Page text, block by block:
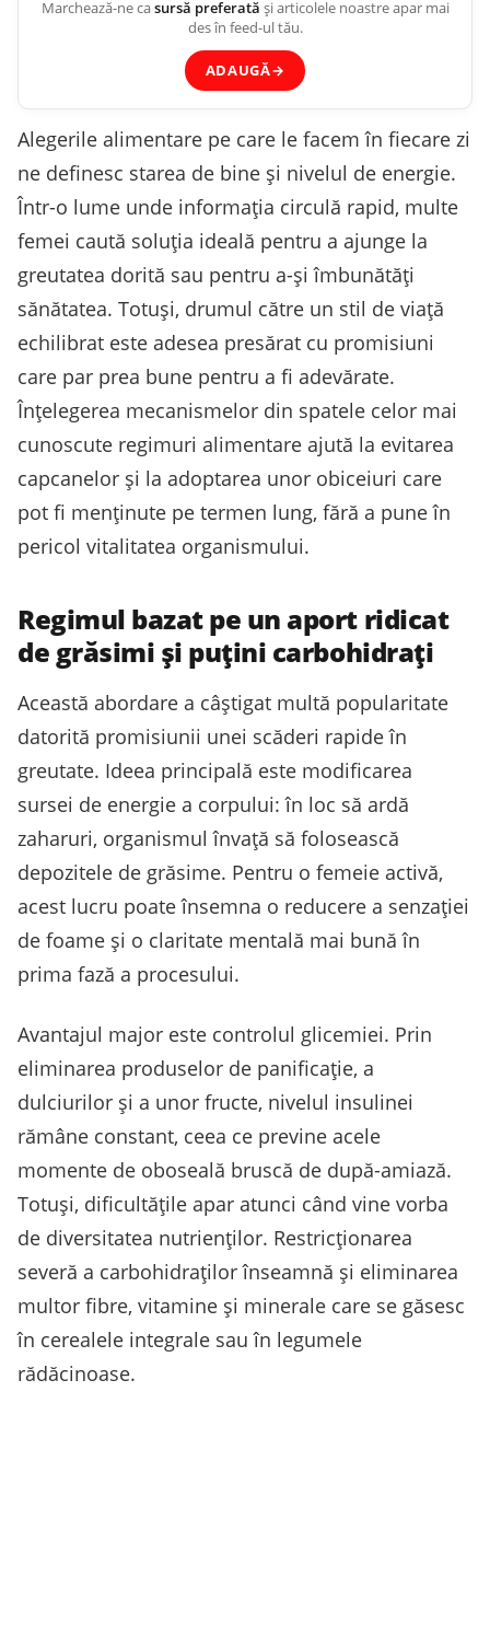
Marchează-ne casursă preferată și articolele noastre apar mai
des în feed-ul tău.
ADAUGĂ→
Alegerile alimentare pe care le facem în fiecare zi
ne definesc starea de bine și nivelul de energie.
Într-o lume unde informația circulă rapid, multe
femei caută soluția ideală pentru a ajunge la
greutatea dorită sau pentru a-și îmbunătăți
sănătatea. Totuși, drumul către un stil de viață
echilibrat este adesea presărat cu promisiuni
care par prea bune pentru a fi adevărate.
Înțelegerea mecanismelor din spatele celor mai
cunoscute regimuri alimentare ajută la evitarea
capcanelor și la adoptarea unor obiceiuri care
pot fi menținute pe termen lung, fără a pune în
pericol vitalitatea organismului.
Regimul bazat pe un aport ridicat
de grăsimi și puțini carbohidrați
Această abordare a câștigat multă popularitate
datorită promisiunii unei scăderi rapide în
greutate. Ideea principală este modificarea
sursei de energie a corpului: în loc să ardă
zaharuri, organismul învață să folosească
depozitele de grăsime. Pentru o femeie activă,
acest lucru poate însemna o reducere a senzației
de foame și o claritate mentală mai bună în
prima fază a procesului.
Avantajul major este controlul glicemiei. Prin
eliminarea produselor de panificație, a
dulciurilor și a unor fructe, nivelul insulinei
rămâne constant, ceea ce previne acele
momente de oboseală bruscă de după-amiază.
Totuși, dificultățile apar atunci când vine vorba
de diversitatea nutrienților. Restricționarea
severă a carbohidraților înseamnă și eliminarea
multor fibre, vitamine și minerale care se găsesc
în cerealele integrale sau în legumele
rădăcinoase.